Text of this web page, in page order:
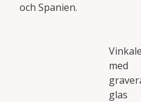
och Spanien.
med
glas